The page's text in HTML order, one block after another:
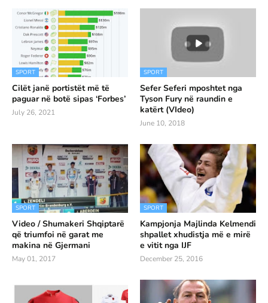
SPORT
Cilët janë portistët më të
paguar në botë sipas ‘Forbes’
July 26, 2021
SPORT
Sefer Seferi mposhtet nga
Tyson Fury në raundin e
katërt (VIdeo)
June 10, 2018
SPORT
Video / Shumakeri Shqiptarë
që triumfoi në garat me
makina në Gjermani
May 01, 2017
SPORT
Kampjonja Majlinda Kelmendi
shpallet xhudistja më e mirë
e vitit nga IJF
December 25, 2016